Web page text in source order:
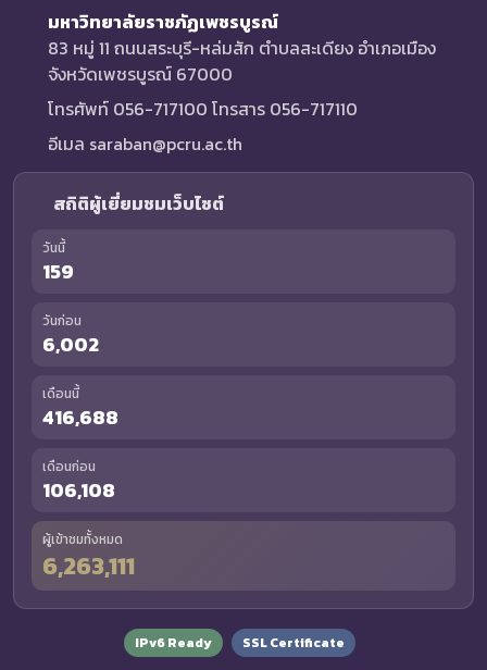
มหาวิทยาลัยราชภัฏเพชรบูรณ์
83 หมู่ 11 ถนนสระบุรี-หล่มสัก ตำบลสะเดียง อำเภอเมือง
จังหวัดเพชรบูรณ์ 67000
โทรศัพท์ 056-717100 โทรสาร 056-717110
อีเมล saraban@pcru.ac.th
สถิติผู้เยี่ยมชมเว็บไซต์
วันนี้
159
วันก่อน
6,002
เดือนนี้
416,688
เดือนก่อน
106,108
ผู้เข้าชมทั้งหมด
6,263,111
IPv6 Ready SSL Certificate